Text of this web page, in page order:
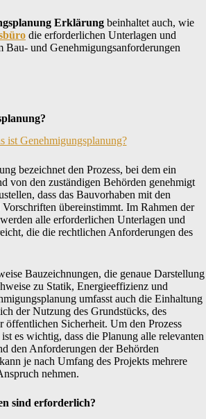
Erklärung beinhaltet auch, wie
die erforderlichen Unterlagen und
Bau‑ und Genehmigungsanforderungen
bezeichnet den Prozess, bei dem ein
von den zuständigen Behörden genehmigt
dass das Bauvorhaben mit den
Vorschriften übereinstimmt. Im Rahmen der
alle erforderlichen Unterlagen und
die die rechtlichen Anforderungen des
Bauzeichnungen, die genaue Darstellung
zu Statik, Energieeffizienz und
umfasst auch die Einhaltung
der Nutzung des Grundstücks, des
öffentlichen Sicherheit. Um den Prozess
es wichtig, dass die Planung alle relevanten
den Anforderungen der Behörden
je nach Umfang des Projekts mehrere
nehmen.
sind erforderlich?